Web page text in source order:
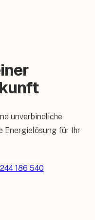
unverbindliche
Energielösung für Ihr
186 540